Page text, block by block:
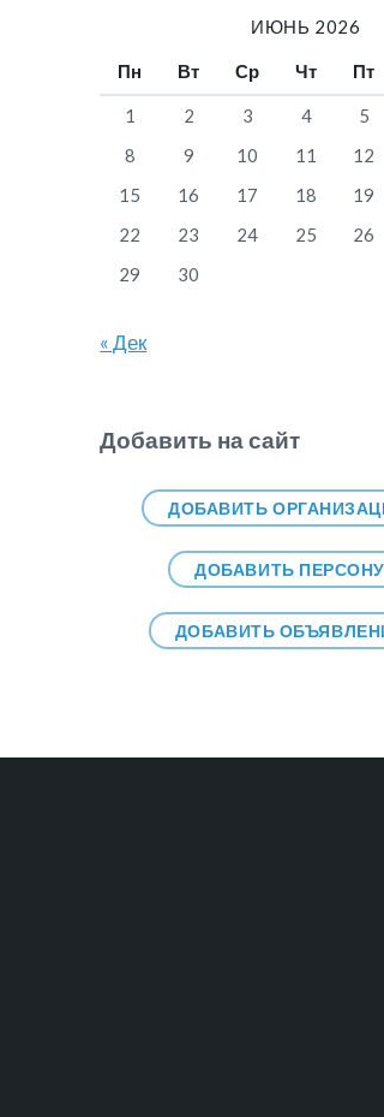
ИЮНЬ 2026
Пн Вт Ср Чт Пт
1 2 3 4 5
8
9 10 11 12
15
16 17 18 19
22
23 24 25 26
29
30
« Дек
Добавить на сайт
ДОБАВИТЬ
ДОБАВИТЬ ПЕРСОНУ
ДОБАВИТЬ